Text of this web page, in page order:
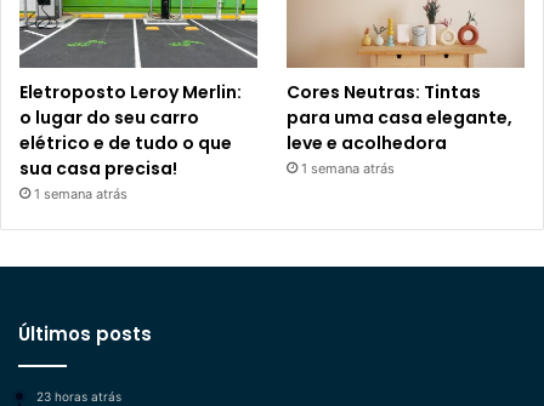
Eletroposto Leroy Merlin:
o lugar do seu carro
elétrico e de tudo o que
sua casa precisa!
1 semana atrás
Cores Neutras: Tintas
para uma casa elegante,
leve e acolhedora
1 semana atrás
Últimos posts
23 horas atrás